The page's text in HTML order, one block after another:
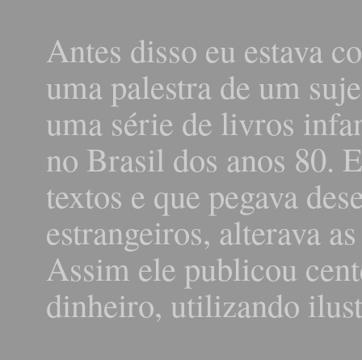
Antes disso eu estava
uma palestra de um
uma série de livros
no Brasil dos anos 80.
textos e que pegava
estrangeiros, alterava
Assim ele publicou
dinheiro, utilizando